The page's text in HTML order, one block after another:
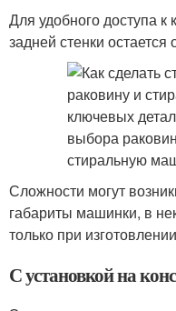
Для удобного доступа
задней стенки остается
Сложности могут
габариты машинки, в
только при
С установкой на